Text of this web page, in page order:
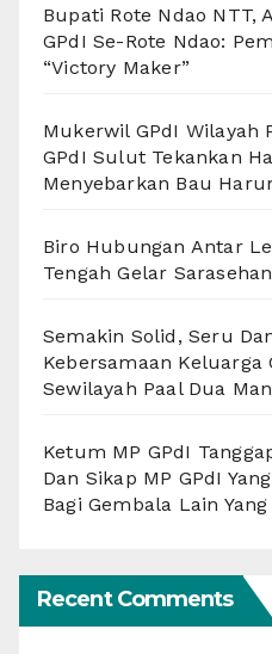
Bupati Rote Ndao NTT,
GPdI Se-Rote Ndao:
“Victory Maker”
Mukerwil GPdI Wilayah
GPdI Sulut Tekankan
Menyebarkan Bau
Biro Hubungan Antar
Tengah Gelar Sarasehan
Semakin Solid, Seru
Kebersamaan Keluarga
Sewilayah Paal Dua
Ketum MP GPdI
Dan Sikap MP GPdI
Bagi Gembala Lain
Recent Comments